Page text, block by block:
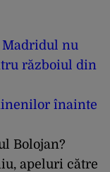
Madridul nu
războiul din
înainte
Bolojan?
apeluri către